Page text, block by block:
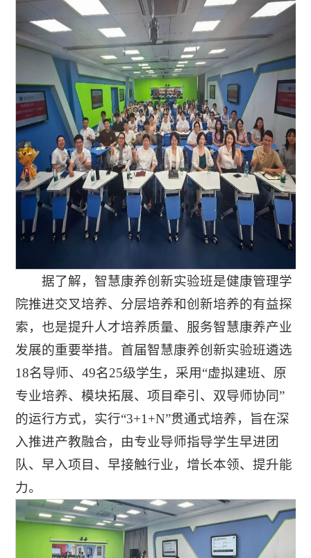
据了解，智慧康养创新实验班是健康管理学
院推进交叉培养、分层培养和创新培养的有益探
索，也是提升人才培养质量、服务智慧康养产业
发展的重要举措。首届智慧康养创新实验班遴选
18名导师、49名25级学生，采用“虚拟建班、原
专业培养、模块拓展、项目牵引、双导师协同”
的运行方式，实行“3+1+N”贯通式培养，旨在深
入推进产教融合，由专业导师指导学生早进团
队、早入项目、早接触行业，增长本领、提升能
力。